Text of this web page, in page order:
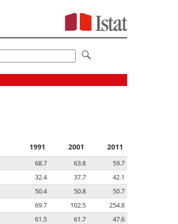
1991 2001 2011
68.7 63.8
59.7
32.4 37.7
42.1
50.4 50.8
50.7
69.7 102.5
254.8
61.5 61.7
47.6